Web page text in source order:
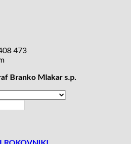
473
Branko Mlakar s.p.